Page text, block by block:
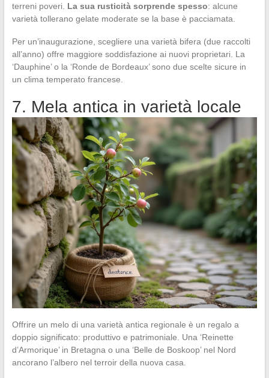
terreni poveri. La sua rusticità sorprende spesso: alcune
varietà tollerano gelate moderate se la base è pacciamata.
Per un’inaugurazione, scegliere una varietà bifera (due raccolti
all’anno) offre maggiore soddisfazione ai nuovi proprietari. La
‘Dauphine’ o la ‘Ronde de Bordeaux’ sono due scelte sicure in
un clima temperato francese.
7. Mela antica in varietà locale
Offrire un melo di una varietà antica regionale è un regalo a
doppio significato: produttivo e patrimoniale. Una ‘Reinette
d’Armorique’ in Bretagna o una ‘Belle de Boskoop’ nel Nord
ancorano l’albero nel terroir della nuova casa.